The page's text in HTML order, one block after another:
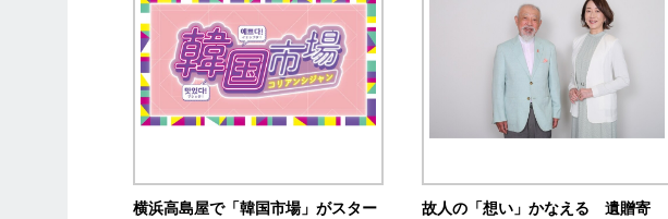
横浜高島屋で「韓国市場」がスター
故人の「想い」かなえる 遺贈寄